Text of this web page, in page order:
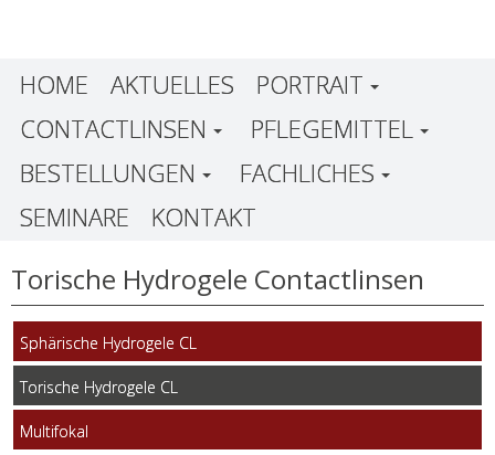
HOME AKTUELLES
PORTRAIT
CONTACTLINSEN
PFLEGEMITTEL
BESTELLUNGEN
FACHLICHES
SEMINARE
KONTAKT
Torische Hydrogele Contactlinsen
Sphärische Hydrogele CL
Torische Hydrogele CL
Multifokal